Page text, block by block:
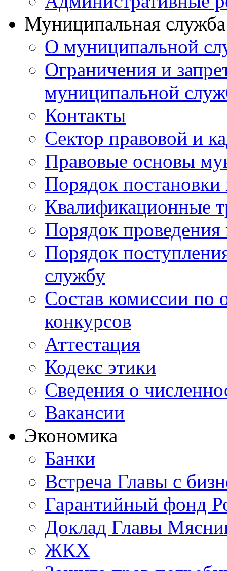
Муниципальная служба
О муниципальной
Ограничения и
муниципальной
Контакты
Сектор правовой и
Правовые основы
Порядок постановки
Квалификационные
Порядок проведения
Порядок
службу
Состав комиссии по
конкурсов
Аттестация
Кодекс этики
Сведения о
Вакансии
Экономика
Банки
Встреча Главы с
Гарантийный фонд
Доклад Главы
ЖКХ